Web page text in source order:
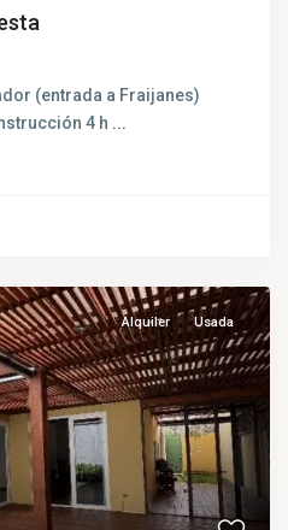
(entrada a Fraijanes)
4 h ...
Alquiler Usada